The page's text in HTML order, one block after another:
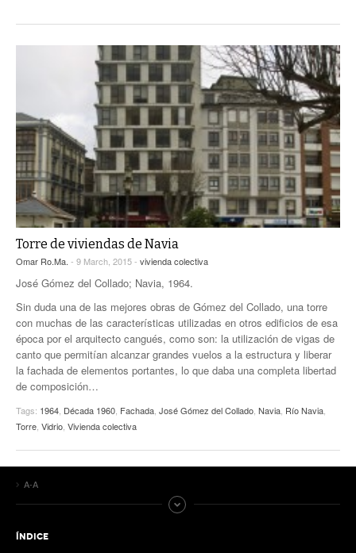
Torre de viviendas de Navia
Omar Ro.Ma. - 9 March, 2015 - vivienda colectiva
José Gómez del Collado; Navia, 1964.
Sin duda una de las mejores obras de Gómez del Collado, una torre
con muchas de las características utilizadas en otros edificios de esa
época por el arquitecto cangués, como son: la utilización de vigas de
canto que permitían alcanzar grandes vuelos a la estructura y liberar
la fachada de elementos portantes, lo que daba una completa libertad
de composición…
Tags: 1964, Década 1960, Fachada, José Gómez del Collado, Navia, Río Navia,
Torre, Vidrio, Vivienda colectiva
A-A
ÍNDICE